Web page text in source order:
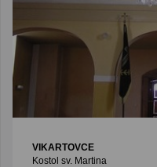
VIKARTOVCE
Kostol sv. Martina